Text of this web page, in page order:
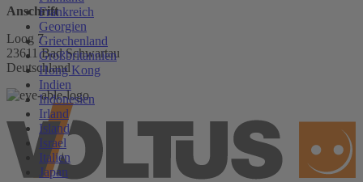
Frankreich
Georgien
Griechenland
Großbritannien
Hong Kong
Indien
Indonesien
Irland
Island
Israel
Italien
Japan
Anschrift
Loog 7
23611 Bad Schwartau
Deutschland